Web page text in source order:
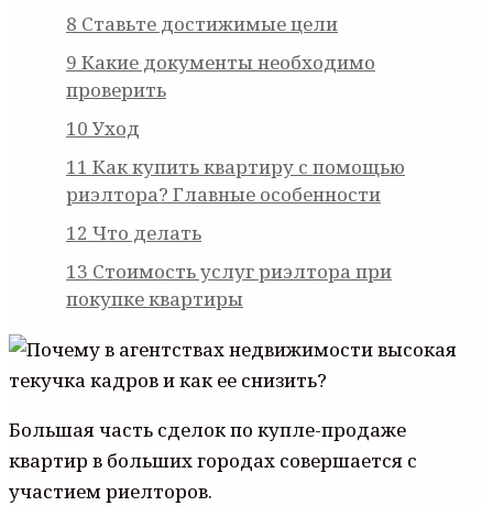
8 Ставьте достижимые цели
9 Какие документы необходимо
проверить
10 Уход
11 Как купить квартиру с помощью
риэлтора? Главные особенности
12 Что делать
13 Стоимость услуг риэлтора при
покупке квартиры
Большая часть сделок по купле-продаже
квартир в больших городах совершается с
участием риелторов.